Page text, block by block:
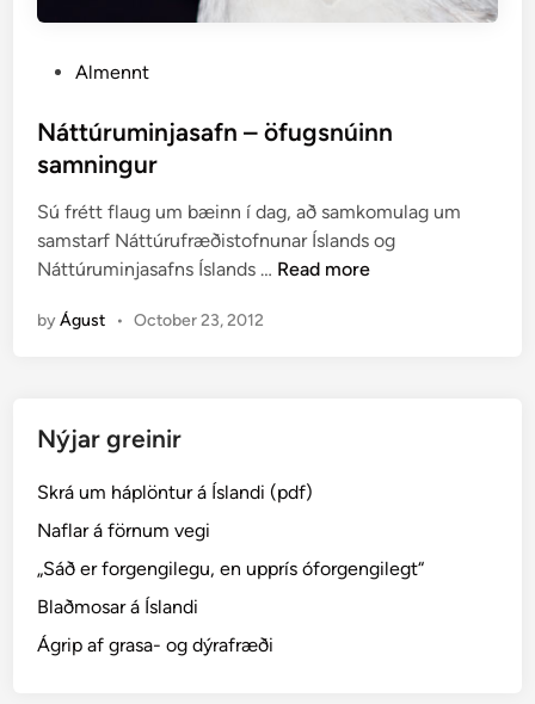
s
t
d
i
n
Almennt
Náttúruminjasafn – öfugsnúinn
samningur
Sú frétt flaug um bæinn í dag, að samkomulag um
samstarf Náttúrufræðistofnunar Íslands og
Náttúruminjasafns Íslands … N
i
a
Read more
byÁgust • October 23, 2012
Nýjar greinir
Skrá um háplöntur á Íslandi (pdf)
Naflar á förnum vegi
„Sáð er forgengilegu, en upprís óforgengilegt“
Blaðmosar á Íslandi
Ágrip af grasa- og dýrafræði